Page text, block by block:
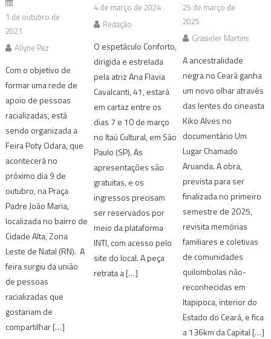
1 de outubro de
2021
Allyne Paz
Com o objetivo de
formar uma rede de
apoio de pessoas
racializadas, está
sendo organizada a
Feira Poty Odara, que
acontecerá no
próximo dia 9 de
outubro, na Praça
Padre João Maria,
localizada no bairro de
Cidade Alta, Zona
Leste de Natal (RN). A
feira surgiu da união
de pessoas
racializadas que
gostariam de
compartilhar […]
4 de março de 2024
Redação
O espetáculo Conforto,
dirigida e estrelada
pela atriz Ana Flavia
Cavalcanti, 41, estará
em cartaz entre os
dias 7 e 10 de março
no Itaú Cultural, em São
Paulo (SP). As
apresentações são
gratuitas, e os
ingressos precisam
ser reservados por
meio da plataforma
INTI, com acesso pelo
site do local. A peça
retrata a […]
25 de março de
2025
Grasieler Martins
A ancestralidade
negra no Ceará ganha
um novo olhar através
das lentes do cineasta
Kiko Alves no
documentário Um
Lugar Chamado
Aruanda. A obra,
prevista para ser
finalizada no primeiro
semestre de 2025,
revisita memórias
familiares e coletivas
de comunidades
quilombolas não-
reconhecidas em
Itapipoca, interior do
Estado do Ceará, e fica
a 136km da Capital […]